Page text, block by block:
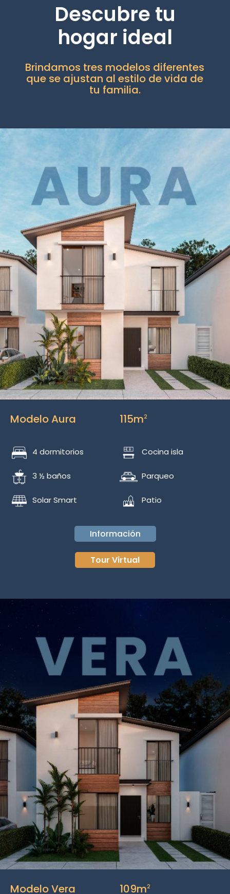
Descubre tu
hogar ideal
Brindamos tres modelos diferentes
que se ajustan al estilo de vida de
tu familia.
Modelo Aura 115m2
4 dormitorios Cocina isla
3 ½ baños Parqueo
Solar Smart Patio
Información
Tour Virtual
Modelo Vera 109m2